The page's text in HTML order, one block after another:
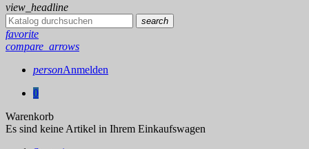
view_headline
search
favorite
compare_arrows
personAnmelden
0
Warenkorb
Es sind keine Artikel in Ihrem Einkaufswagen